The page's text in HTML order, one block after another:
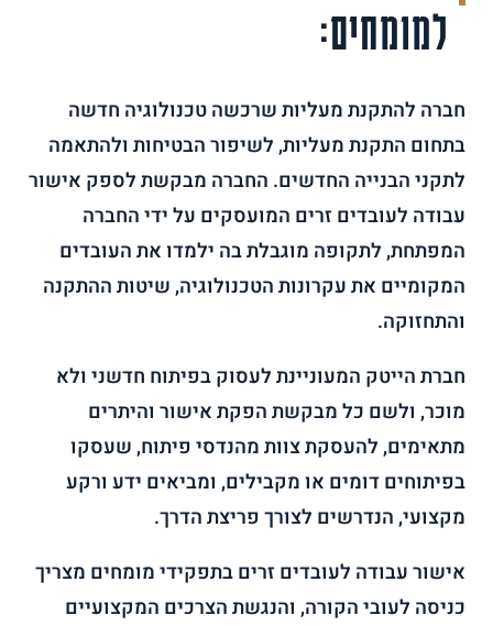
למומחים:
חברה להתקנת מעליות שרכשה טכנולוגיה חדשה
בתחום התקנת מעליות, לשיפור הבטיחות ולהתאמה
לתקני הבנייה החדשים. החברה מבקשת לספק אישור
עבודה לעובדים זרים המועסקים על ידי החברה
המפתחת, לתקופה מוגבלת בה ילמדו את העובדים
המקומיים את עקרונות הטכנולוגיה, שיטות ההתקנה
והתחזוקה.
חברת הייטק המעוניינת לעסוק בפיתוח חדשני ולא
מוכר, ולשם כל מבקשת הפקת אישור והיתרים
מתאימים, להעסקת צוות מהנדסי פיתוח, שעסקו
בפיתוחים דומים או מקבילים, ומביאים ידע ורקע
מקצועי, הנדרשים לצורך פריצת הדרך.
אישור עבודה לעובדים זרים בתפקידי מומחים מצריך
כניסה לעובי הקורה, והנגשת הצרכים המקצועיים